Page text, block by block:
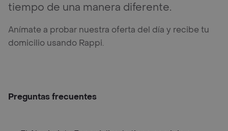
tiempo de una manera diferente.
Anímate a probar nuestra oferta del día y recibe tu
domicilio usando Rappi.
Preguntas frecuentes